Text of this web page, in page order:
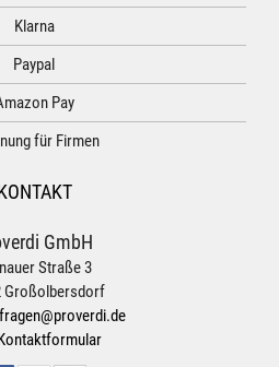
Klarna
Paypal
Pay
für Firmen
GmbH
Straße 3
Großolbersdorf